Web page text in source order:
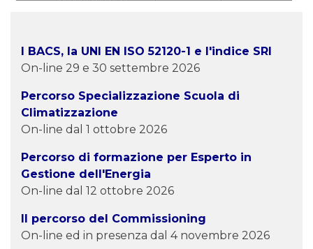
I BACS, la UNI EN ISO 52120-1 e l'indice SRI
On-line 29 e 30 settembre 2026
Percorso Specializzazione Scuola di
Climatizzazione
On-line dal 1 ottobre 2026
Percorso di formazione per Esperto in
Gestione dell'Energia
On-line dal 12 ottobre 2026
Il percorso del Commissioning
On-line ed in presenza dal 4 novembre 2026